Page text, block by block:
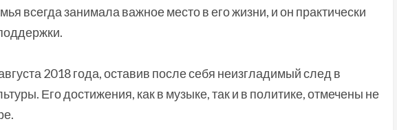
всегда занимала важное место в его жизни, и он практически
2018 года, оставив после себя неизгладимый след в
Его достижения, как в музыке, так и в политике, отмечены не